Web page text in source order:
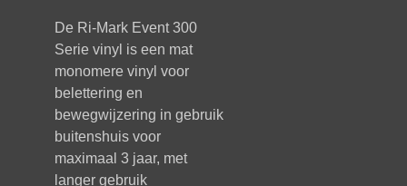
De Ri-Mark Event 300
Serie vinyl is een mat
monomere vinyl voor
belettering en
bewegwijzering in gebruik
buitenshuis voor
maximaal 3 jaar, met
langer gebruik